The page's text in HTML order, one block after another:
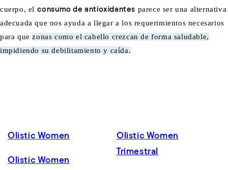
cuerpo, el consumo de antioxidantes parece ser una alternativa
adecuada que nos ayuda a llegar a los requerimientos necesarios
para quezonas como el cabello crezcan de forma saludable,
impidiendo su debilitamiento y caída.
Olistic Women
Olistic Women
Olistic Women
Trimestral